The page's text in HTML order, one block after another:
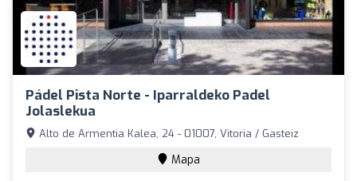
Pádel Pista Norte - Iparraldeko Padel
Jolaslekua
Alto de Armentia Kalea, 24 - 01007, Vitoria / Gasteiz
Mapa